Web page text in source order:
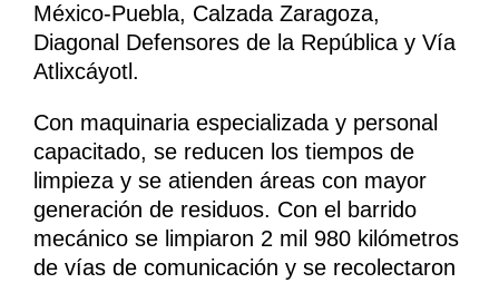
México-Puebla, Calzada Zaragoza,
Diagonal Defensores de la República y Vía
Atlixcáyotl.
Con maquinaria especializada y personal
capacitado, se reducen los tiempos de
limpieza y se atienden áreas con mayor
generación de residuos. Con el barrido
mecánico se limpiaron 2 mil 980 kilómetros
de vías de comunicación y se recolectaron